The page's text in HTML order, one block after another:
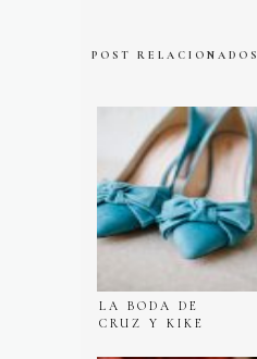
POST RELACIONADOS
LA BODA DE
CRUZ Y KIKE